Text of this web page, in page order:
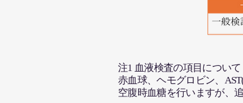
注1 血液検査の項目について
赤血球、ヘモグロビン、
空腹時血糖を行いますが、